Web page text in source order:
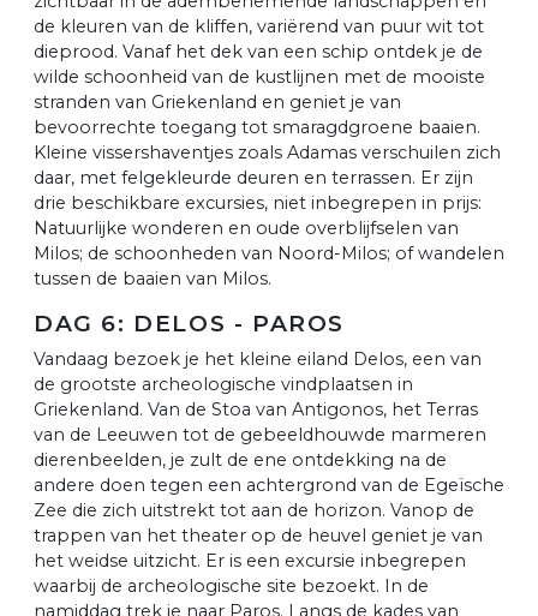
de kleuren van de kliffen, variërend van puur wit tot
dieprood. Vanaf het dek van een schip ontdek je de
wilde schoonheid van de kustlijnen met de mooiste
stranden van Griekenland en geniet je van
bevoorrechte toegang tot smaragdgroene baaien.
Kleine vissershaventjes zoals Adamas verschuilen zich
daar, met felgekleurde deuren en terrassen. Er zijn
drie beschikbare excursies, niet inbegrepen in prijs:
Natuurlijke wonderen en oude overblijfselen van
Milos; de schoonheden van Noord-Milos; of wandelen
tussen de baaien van Milos.
DAG 6: DELOS - PAROS
Vandaag bezoek je het kleine eiland Delos, een van
de grootste archeologische vindplaatsen in
Griekenland. Van de Stoa van Antigonos, het Terras
van de Leeuwen tot de gebeeldhouwde marmeren
dierenbeelden, je zult de ene ontdekking na de
andere doen tegen een achtergrond van de Egeïsche
Zee die zich uitstrekt tot aan de horizon. Vanop de
trappen van het theater op de heuvel geniet je van
het weidse uitzicht. Er is een excursie inbegrepen
waarbij de archeologische site bezoekt. In de
namiddag trek je naar Paros. Langs de kades van